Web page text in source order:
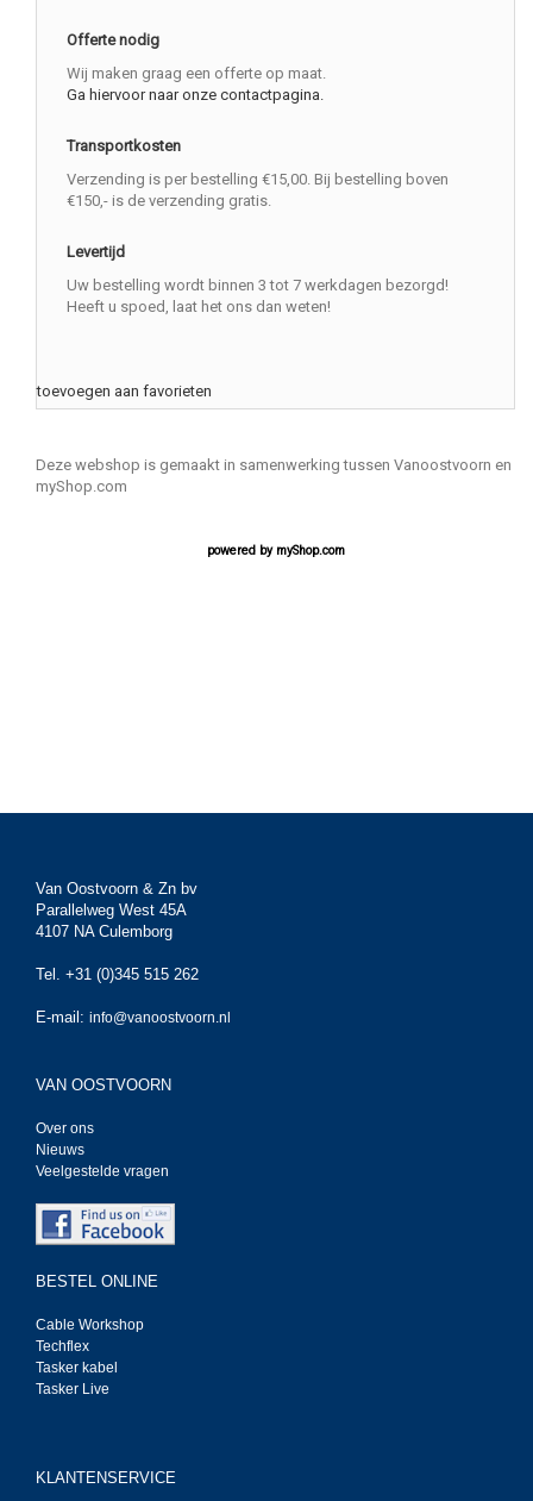
Offerte nodig
Wij maken graag een offerte op maat.
Ga hiervoor naar onze contactpagina.
Transportkosten
Verzending is per bestelling €15,00. Bij bestelling boven
€150,- is de verzending gratis.
Levertijd
Uw bestelling wordt binnen 3 tot 7 werkdagen bezorgd!
Heeft u spoed, laat het ons dan weten!
toevoegen aan favorieten
Deze webshop is gemaakt in samenwerking tussen Vanoostvoorn en
myShop.com
powered by myShop.com
Van Oostvoorn & Zn bv
Parallelweg West 45A
4107 NA Culemborg
Tel. +31 (0)345 515 262
E-mail: info@vanoostvoorn.nl
VAN OOSTVOORN
Over ons
Nieuws
Veelgestelde vragen
BESTEL ONLINE
Cable Workshop
Techflex
Tasker kabel
Tasker Live
KLANTENSERVICE